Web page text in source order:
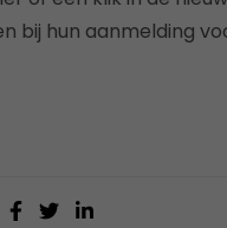
bij hun aanmelding